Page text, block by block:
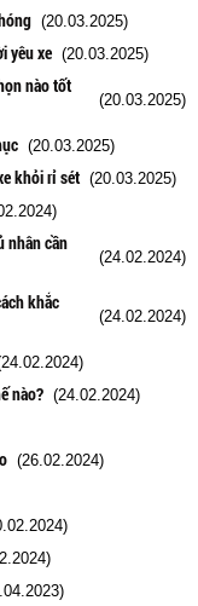
(20.03.2025)
yêu xe (20.03.2025)
nào tốt
(20.03.2025)
(20.03.2025)
khỏi rỉ sét (20.03.2025)
nhân cần
(24.02.2024)
khắc
(24.02.2024)
nào? (24.02.2024)
(26.02.2024)